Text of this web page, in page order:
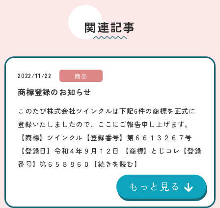
関連記事
2022/11/22 商品
商標登録のお知らせ
このたび株式会社ツインクルは下記6件の商標を正式に
登録いたしましたので、ここにご報告申し上げます。
【商標】ツインクル【登録番号】第６６１３２６７号
【登録日】令和４年９月１２日 【商標】とじコレ【登録
番号】第６５８８６０
【続きを読む】